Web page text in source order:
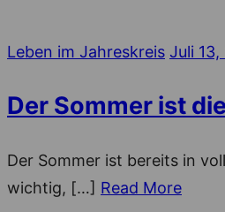
Leben im Jahreskreis Posted
Juli 13,
Der Sommer ist
Der Sommer ist bereits in
wichtig, […] Read More